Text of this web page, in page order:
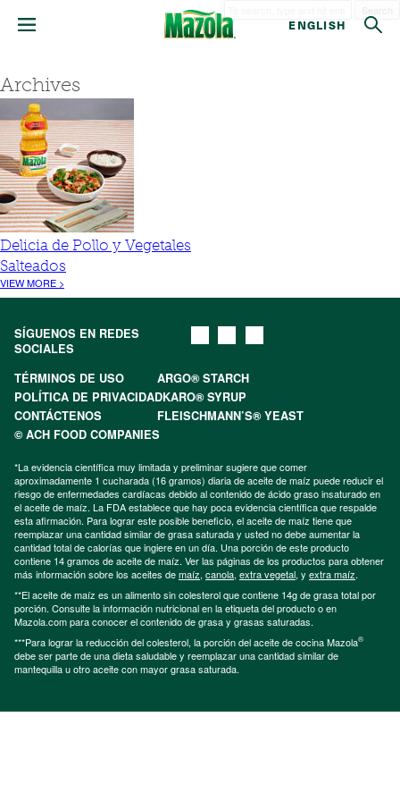
ENGLISH
Archives
Delicia de Pollo y Vegetales
Salteados
VIEW MORE >
SÍGUENOS EN REDES
SOCIALES
TÉRMINOS DE USO
ARGO® STARCH
POLÍTICA DE PRIVACIDADKARO® SYRUP
CONTÁCTENOS
FLEISCHMANN’S® YEAST
© ACH FOOD COMPANIES
*La evidencia científica muy limitada y preliminar sugiere que comer
aproximadamente 1 cucharada (16 gramos) diaria de aceite de maíz puede reducir el
riesgo de enfermedades cardíacas debido al contenido de ácido graso insaturado en
el aceite de maíz. La FDA establece que hay poca evidencia científica que respalde
esta afirmación. Para lograr este posible beneficio, el aceite de maíz tiene que
reemplazar una cantidad similar de grasa saturada y usted no debe aumentar la
cantidad total de calorías que ingiere en un día. Una porción de este producto
contiene 14 gramos de aceite de maíz. Ver las páginas de los productos para obtener
más información sobre los aceites demaíz, canola, extra vegetal, y extra maíz.
**El aceite de maíz es un alimento sin colesterol que contiene 14g de grasa total por
porción. Consulte la información nutricional en la etiqueta del producto o en
Mazola.com para conocer el contenido de grasa y grasas saturadas.
***Para lograr la reducción del colesterol, la porción del aceite de cocina Mazola®
debe ser parte de una dieta saludable y reemplazar una cantidad similar de
mantequilla u otro aceite con mayor grasa saturada.